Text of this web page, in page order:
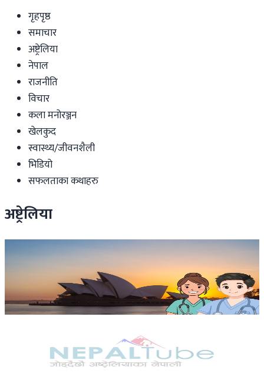
गृहपृष्ठ
समाचार
अष्ट्रेलिया
नेपाल
राजनीति
विचार
कला मनोरञ्जन
खेलकुद
स्वास्थ्य/जीवनशैली
भिडियो
सफलताका कथाहरु
अष्ट्रेलिया
Australia
अष्ट्रेलियामा नर्सको तलब पाँचौं पटक वृद्धि
३ दिन अगाडि
अस्ट्रेलियामा विवाह घट्यो, बढ्यो सम्बन्धविच्छेद